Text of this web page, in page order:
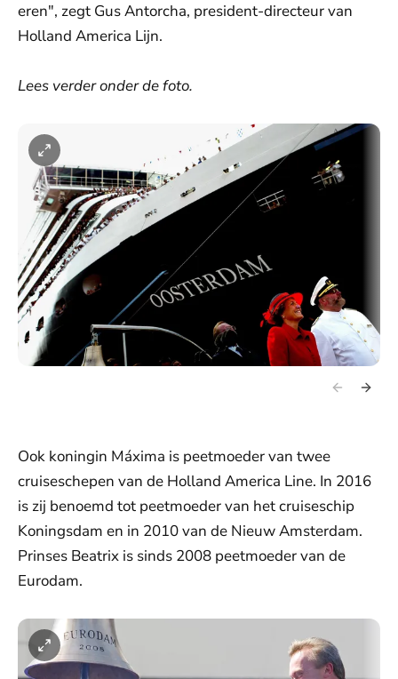
eren", zegt Gus Antorcha, president-directeur van
Holland America Lijn.
Lees verder onder de foto.
Ook koningin Máxima is peetmoeder van twee
cruiseschepen van de Holland America Line. In 2016
is zij benoemd tot peetmoeder van het cruiseschip
Koningsdam en in 2010 van de Nieuw Amsterdam.
Prinses Beatrix is sinds 2008 peetmoeder van de
Eurodam.